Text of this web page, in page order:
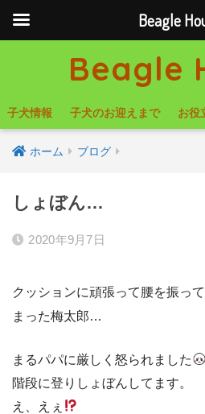
Beagle
子犬情報 子犬のお迎えまで お役
ホーム ブログ
しょぼん…
2020年9月7日
クッションに頑張って腰を振っ
まった梅太郎…
まるパパに厳しく怒られました
階段に登りしょぼんしてます。
え、えぇ
Beagle